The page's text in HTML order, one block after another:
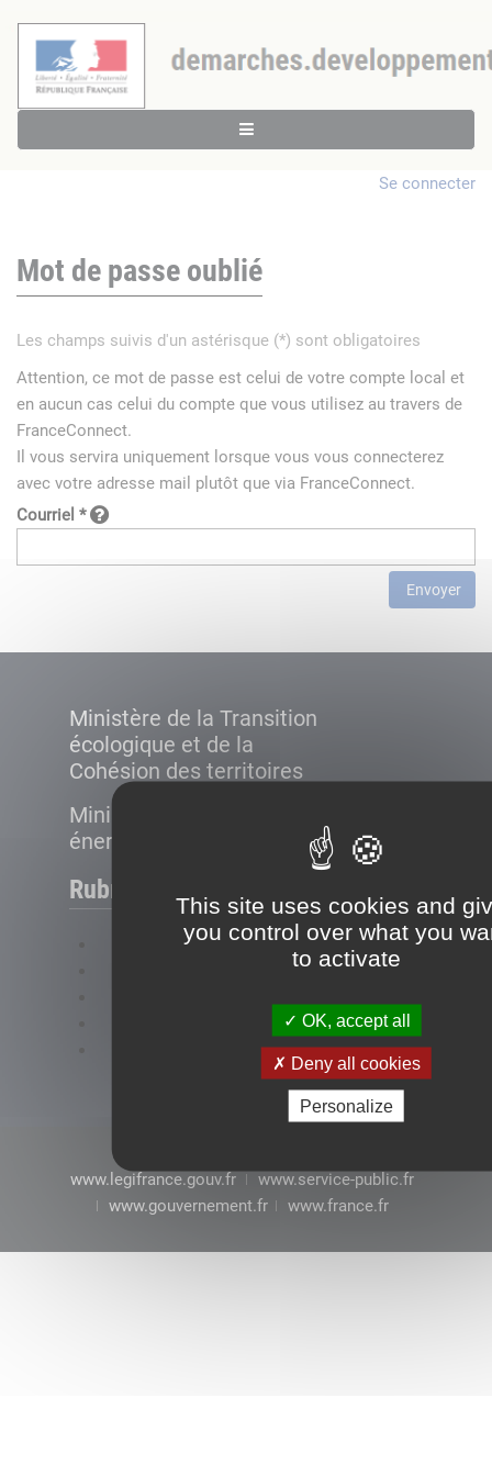
This site uses cookies and
you control over what you
to activate
OK, accept all
Deny all cookies
Personalize
Se connecter
Mot de passe oublié
Les champs suivis d'un astérisque (*) sont obligatoires
Attention, ce mot de passe est celui de votre compte local et
en aucun cas celui du compte que vous utilisez au travers de
FranceConnect.
Il vous servira uniquement lorsque vous vous connecterez
avec votre adresse mail plutôt que via FranceConnect.
Courriel *
Envoyer
Ministère de la Transition
écologique et de la
Cohésion des territoires
Ministère de la Transition
énergétique
Rubriques
www.legifrance.gouv.fr
www.service-public.fr
www.gouvernement.fr
www.france.fr